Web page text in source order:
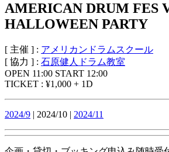
AMERICAN DRUM FES
HALLOWEEN PARTY
[ 主催 ] : アメリカンドラムスクール
[ 協力 ] : 石原健人ドラム教室
OPEN 11:00 START 12:00
TICKET : ¥1,000 + 1D
2024/9 | 2024/10 | 2024/11